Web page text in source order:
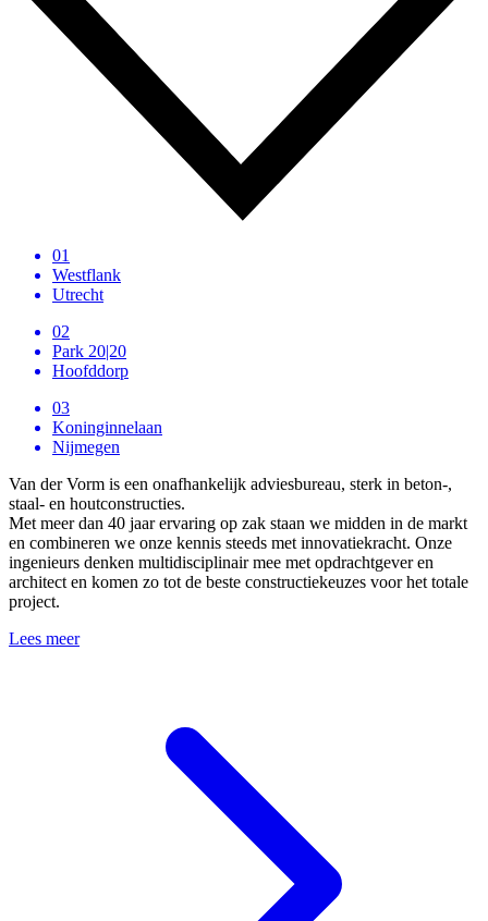
01
Westflank
Utrecht
02
Park 20|20
Hoofddorp
03
Koninginnelaan
Nijmegen
Van der Vorm is een onafhankelijk adviesbureau, sterk in beton-,
staal- en houtconstructies.
Met meer dan 40 jaar ervaring op zak staan we midden in de markt
en combineren we onze kennis steeds met innovatiekracht. Onze
ingenieurs denken multidisciplinair mee met opdrachtgever en
architect en komen zo tot de beste constructiekeuzes voor het totale
project.
Lees meer